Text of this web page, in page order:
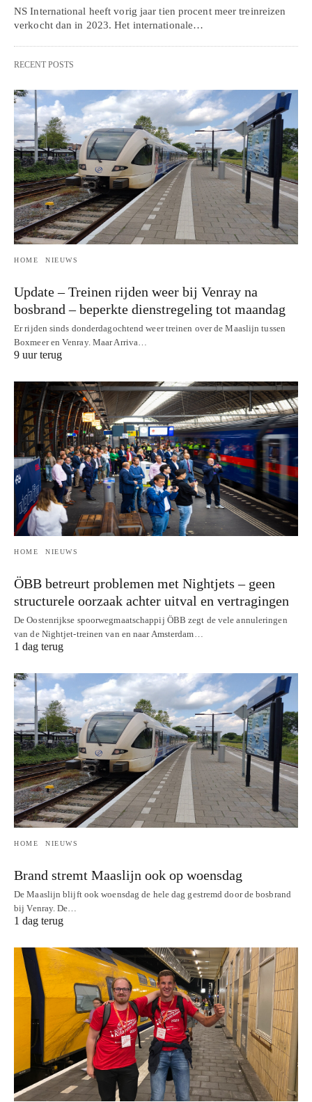
NS International heeft vorig jaar tien procent meer treinreizen
verkocht dan in 2023. Het internationale…
RECENT POSTS
HOME NIEUWS
Update – Treinen rijden weer bij Venray na
bosbrand – beperkte dienstregeling tot maandag
Er rijden sinds donderdagochtend weer treinen over de Maaslijn tussen
Boxmeer en Venray. Maar Arriva…
9 uur terug
HOME NIEUWS
ÖBB betreurt problemen met Nightjets – geen
structurele oorzaak achter uitval en vertragingen
De Oostenrijkse spoorwegmaatschappij ÖBB zegt de vele annuleringen
van de Nightjet-treinen van en naar Amsterdam…
1 dag terug
HOME NIEUWS
Brand stremt Maaslijn ook op woensdag
De Maaslijn blijft ook woensdag de hele dag gestremd door de bosbrand
bij Venray. De…
1 dag terug